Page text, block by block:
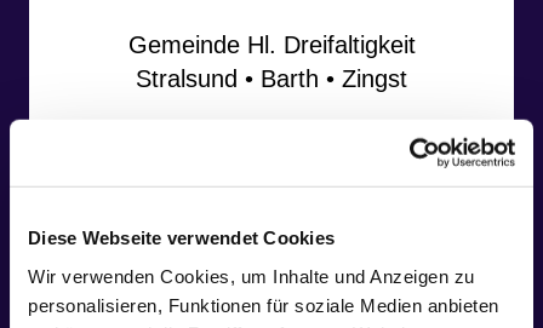
Diese Webseite verwendet Cookies
Wir verwenden Cookies, um Inhalte und Anzeigen zu
personalisieren, Funktionen für soziale Medien anbieten
Gemeinde Hl. Dreifaltigkeit
Stralsund • Barth • Zingst